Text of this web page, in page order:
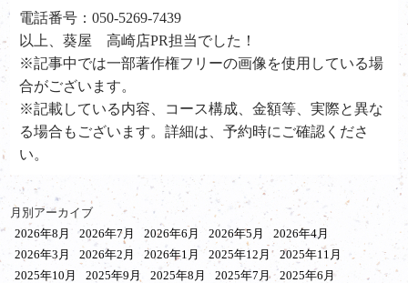
電話番号：050-5269-7439
以上、葵屋 高崎店PR担当でした！
※記事中では一部著作権フリーの画像を使用している場
合がございます。
※記載している内容、コース構成、金額等、実際と異な
る場合もございます。詳細は、予約時にご確認くださ
い。
月別アーカイブ
2026年8月
2026年7月 2026年6月 2026年5月
2026年4月
2026年3月
2026年2月 2026年1月 2025年12月
2025年11月
2025年10月
2025年9月 2025年8月 2025年7月
2025年6月